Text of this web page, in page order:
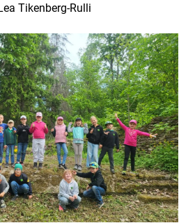
Tikenberg-Rulli